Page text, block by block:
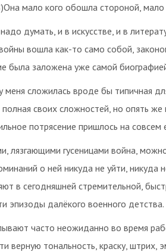
мало кого обошла стороной,
думать, и в искусстве, и в
вошла как-то само собой,
была заложена уже самой
сложилась вроде бы типичная
своих сложностей, но опять же
потрясение пришлось на
лязгающими гусеницами война,
о ней никуда не уйти,
в сегодняшней стремительной,
эпизоды далёкого военного детства.
часто неожиданно во время
верную тональность, краску, штрих,